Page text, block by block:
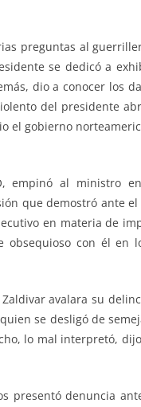
preguntas al
se dedicó a
dio a conocer los
del presidente
el gobierno
empinó al ministro
que demostró ante
en materia de
con él en
avalara su
se desligó de
lo mal interpretó,
presentó denuncia